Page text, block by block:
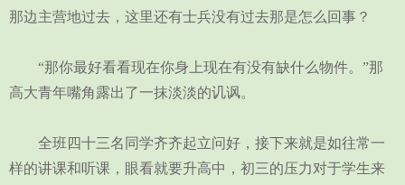
那边主营地过去，这里还有士兵没有过去那是怎么回事？
“那你最好看看现在你身上现在有没有缺什么物件。”那
高大青年嘴角露出了一抹淡淡的讥讽。
全班四十三名同学齐齐起立问好，接下来就是如往常一
样的讲课和听课，眼看就要升高中，初三的压力对于学生来